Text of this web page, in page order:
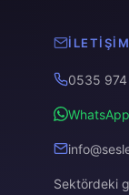
İLETIŞIM
0535 974
Sektördeki